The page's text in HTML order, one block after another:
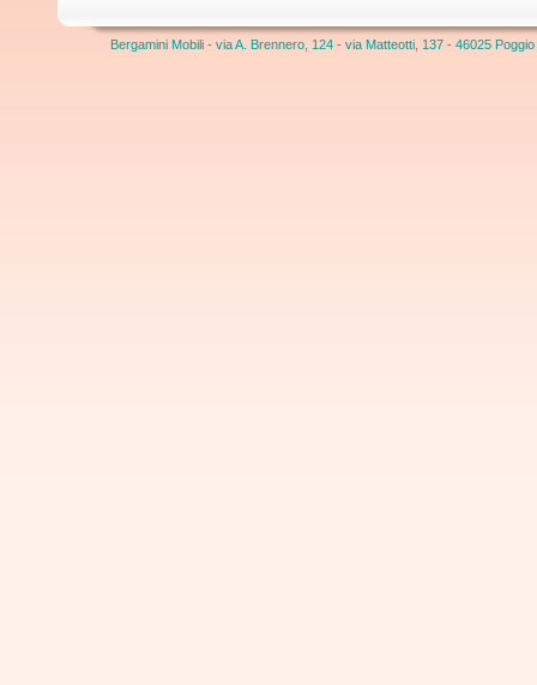
Bergamini Mobili - via A. Brennero, 124 - via Matteotti, 137 - 46025